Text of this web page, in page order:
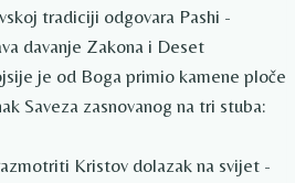
tradiciji odgovara Pashi -
davanje Zakona i Deset
je od Boga primio kamene ploče
Saveza zasnovanog na tri stuba:
Kristov dolazak na svijet -